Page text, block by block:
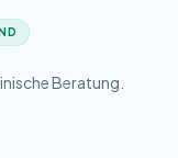
Beratung.